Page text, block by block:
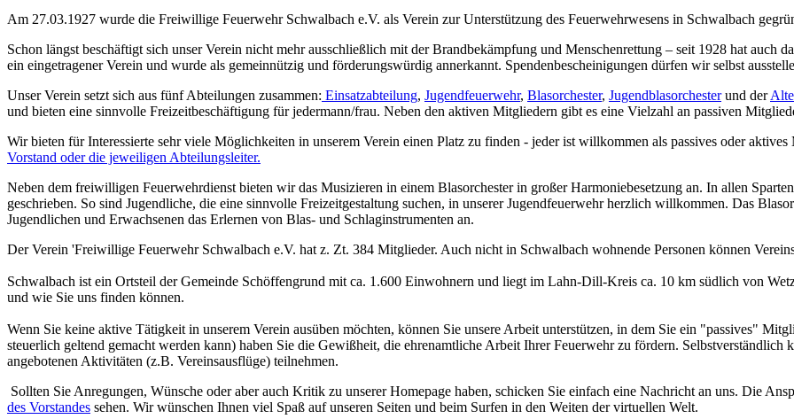
Am 27.03.1927 wurde die Freiwillige Feuerwehr Schwalbach e.V. als Verein zur Unterstützung des Feuerwehrwesens in Schwalbach
Schon längst beschäftigt sich unser Verein nicht mehr ausschließlich mit der Brandbekämpfung und Menschenrettung – seit 1928 hat auch
ein eingetragener Verein und wurde als gemeinnützig und förderungswürdig annerkannt. Spendenbescheinigungen dürfen wir selbst
Unser Verein setzt sich aus fünf Abteilungen zusammen: Einsatzabteilung, Jugendfeuerwehr, Blasorchester, Jugendblasorchesterund der
und bieten eine sinnvolle Freizeitbeschäftigung für jedermann/frau. Neben den aktiven Mitgliedern gibt es eine Vielzahl an passiven
Wir bieten für Interessierte sehr viele Möglichkeiten in unserem Verein einen Platz zu finden - jeder ist willkommen als passives oder
Vorstand oder die jeweiligen Abteilungsleiter.
Neben dem freiwilligen Feuerwehrdienst bieten wir das Musizieren in einem Blasorchester in großer Harmoniebesetzung an. In allen
geschrieben. So sind Jugendliche, die eine sinnvolle Freizeitgestaltung suchen, in unserer Jugendfeuerwehr herzlich willkommen. Das
Jugendlichen und Erwachsenen das Erlernen von Blas- und Schlaginstrumenten an.
Der Verein 'Freiwillige Feuerwehr Schwalbach e.V. hat z. Zt. 384 Mitglieder. Auch nicht in Schwalbach wohnende Personen können
Schwalbach ist ein Ortsteil der Gemeinde Schöffengrund mit ca. 1.600 Einwohnern und liegt im Lahn-Dill-Kreis ca. 10 km südlich von
und wie Sie uns finden können.
Wenn Sie keine aktive Tätigkeit in unserem Verein ausüben möchten, können Sie unsere Arbeit unterstützen, in dem Sie ein "passives"
steuerlich geltend gemacht werden kann) haben Sie die Gewißheit, die ehrenamtliche Arbeit Ihrer Feuerwehr zu fördern. Selbstverständlich
angebotenen Aktivitäten (z.B. Vereinsausflüge) teilnehmen.
Sollten Sie Anregungen, Wünsche oder aber auch Kritik zu unserer Homepage haben, schicken Sie einfach eine Nachricht an uns. Die
des Vorstandes sehen. Wir wünschen Ihnen viel Spaß auf unseren Seiten und beim Surfen in den Weiten der virtuellen Welt.